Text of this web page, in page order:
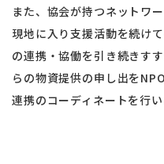
また、協会が持つネットワ
現地に入り支援活動を続け
の連携・協働を引き続きす
らの物資提供の申し出を
連携のコーディネートを行い